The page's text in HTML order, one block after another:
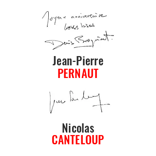
Jean-Pierre
PERNAUT
Nicolas
CANTELOUP